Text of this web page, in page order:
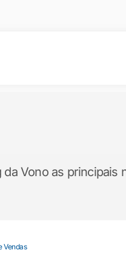
Vono as principais
Vendas